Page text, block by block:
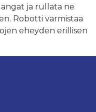
ja rullata ne
Robotti varmistaa
eheyden erillisen